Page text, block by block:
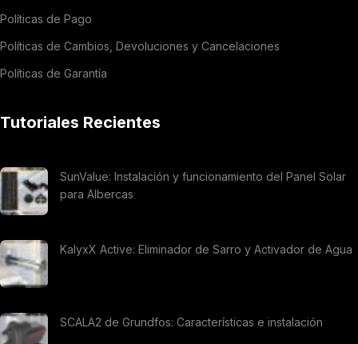
Políticas de Pago
Políticas de Cambios, Devoluciones y Cancelaciones
Políticas de Garantía
Tutoriales Recientes
SunValue: Instalación y funcionamiento del Panel Solar
para Albercas
KalyxX Active: Eliminador de Sarro y Activador de Agua
SCALA2 de Grundfos: Características e instalación